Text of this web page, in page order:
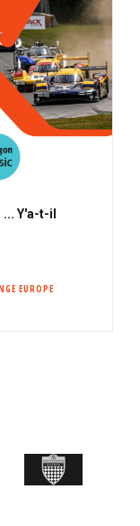
Y'a-t-il
EUROPE